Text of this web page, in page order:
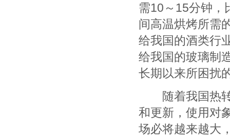
需10～15分钟，
间高温烘烤所需
给我国的酒类行
给我国的玻璃制
长期以来所困扰
随着我国热转
和更新，使用对
场必将越来越大